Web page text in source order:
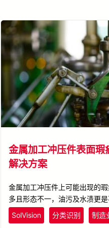
金属加工冲压件表面瑕
解决方案
金属加工冲压件上可能出现的
多且形态不一，油污及水渍更
察。另一方面，金属加工件在
度也各有差异，造成AOI瑕疵检
SolVision 分类识别 制造